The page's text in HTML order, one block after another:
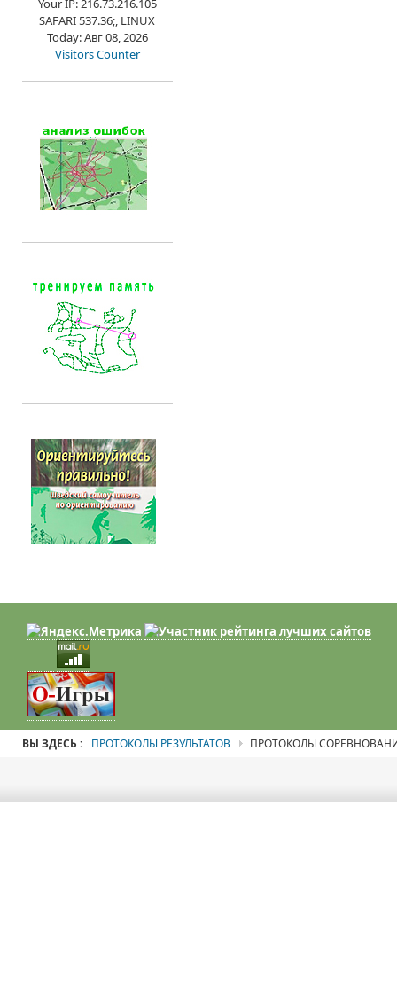
Your IP: 216.73.216.105
SAFARI 537.36;, LINUX
Today: Авг 08, 2026
Visitors Counter
ВЫ ЗДЕСЬ : ПРОТОКОЛЫ РЕЗУЛЬТАТОВ ПРОТОКОЛЫ